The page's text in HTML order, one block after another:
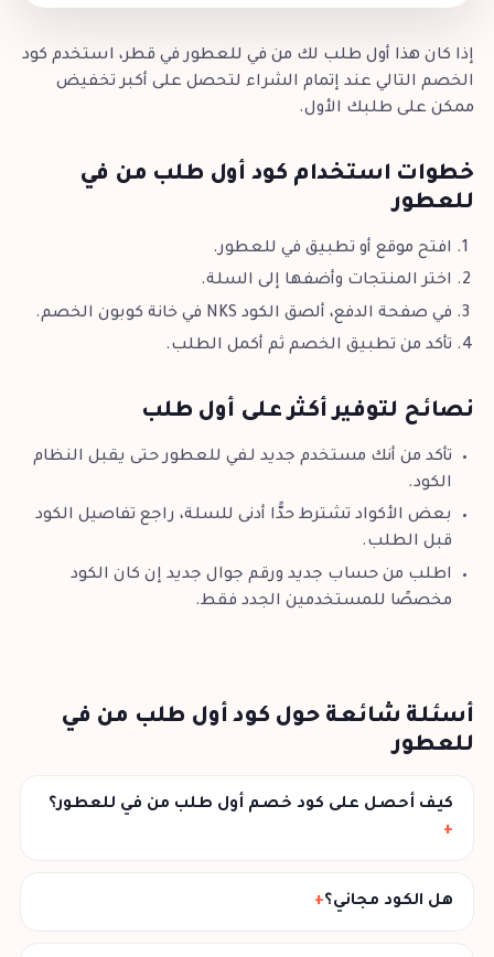
إذا كان هذا أول طلب لك من في للعطور في قطر، استخدم كود
الخصم التالي عند إتمام الشراء لتحصل على أكبر تخفيض
ممكن على طلبك الأول.
خطوات استخدام كود أول طلب من في
للعطور
افتح موقع أو تطبيق في للعطور.
اختر المنتجات وأضفها إلى السلة.
في صفحة الدفع، ألصق الكود NKS في خانة كوبون الخصم.
تأكد من تطبيق الخصم ثم أكمل الطلب.
نصائح لتوفير أكثر على أول طلب
تأكد من أنك مستخدم جديد لـفي للعطور حتى يقبل النظام
الكود.
بعض الأكواد تشترط حدًّا أدنى للسلة، راجع تفاصيل الكود
قبل الطلب.
اطلب من حساب جديد ورقم جوال جديد إن كان الكود
مخصصًا للمستخدمين الجدد فقط.
أسئلة شائعة حول كود أول طلب من في
للعطور
كيف أحصل على كود خصم أول طلب من في للعطور؟
هل الكود مجاني؟